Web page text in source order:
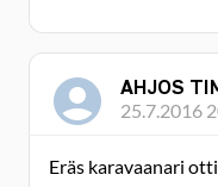
AHJOS
25.7.2016
Eräs karavaanari